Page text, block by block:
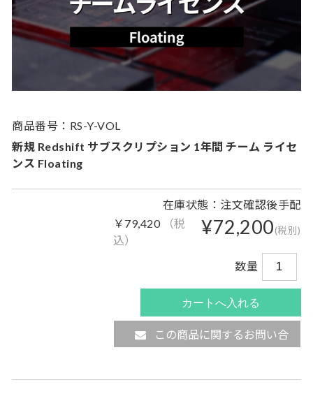
商品番号：RS-Y-VOL
新規 Redshift サブスクリプション 1年間 チーム ライセ
ンス Floating
在庫状態：注文確認後手配
¥72,200(税別)
￥79,420
（税
込）
数量
この商品に関するお問い合